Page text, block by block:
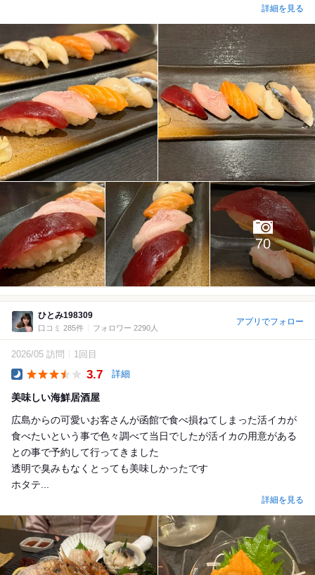
詳細を見る
70
ひとみ198309
口コミ 285件 フォロワー 2290人
アプリでフォロー
2026/05 訪問 1回目
3.7 詳細
美味しい海鮮居酒屋
広島からの可愛いお客さんが函館で食べ損ねてしまった活イカが
食べたいという事で色々調べて当日でしたが活イカの用意がある
との事で予約して行ってきました
透明で臭みもなくとっても美味しかったです
ホタテ...
詳細を見る